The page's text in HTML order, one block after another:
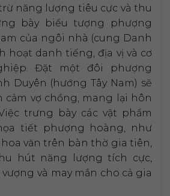
năng lượng tiêu cực và thu
bày biểu tượng phượng
của ngôi nhà (cung Danh
hoạt danh tiếng, địa vị và cơ
Đặt một đôi phượng
Duyên (hướng Tây Nam) sẽ
vợ chồng, mang lại hôn
trưng bày các vật phẩm
tiết phượng hoàng, như
văn trên bàn thờ gia tiên,
hút năng lượng tích cực,
và may mắn cho cả gia